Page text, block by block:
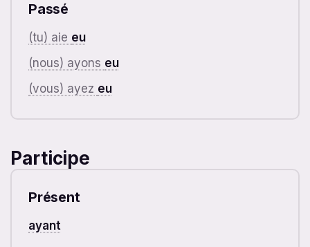
Passé
(tu) aie eu
(nous) ayons eu
(vous) ayez eu
Participe
Présent
ayant